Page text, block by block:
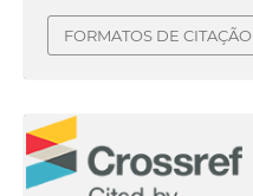
FORMATOS DE CITAÇÃO